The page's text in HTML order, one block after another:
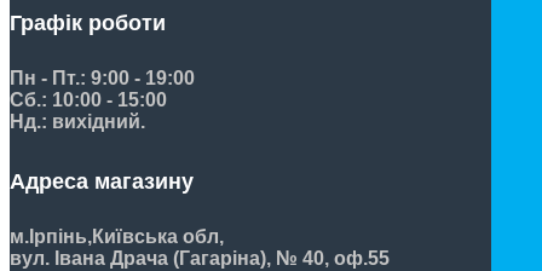
Графік роботи
Пн - Пт.: 9:00 - 19:00
Сб.: 10:00 - 15:00
Нд.: вихідний.
Адреса магазину
м.Ірпінь,Київська обл,
вул. Івана Драча (Гагаріна), № 40, оф.55